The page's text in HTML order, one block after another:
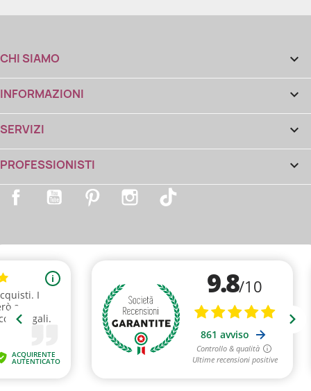
CHI SIAMO 
INFORMAZIONI 
SERVIZI 
PROFESSIONISTI 
Facebook YouTube Pinterest Instagram